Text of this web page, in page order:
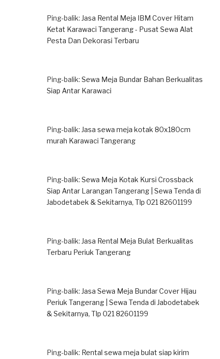
Ping-balik: Jasa Rental Meja IBM Cover Hitam
Ketat Karawaci Tangerang - Pusat Sewa Alat
Pesta Dan Dekorasi Terbaru
Ping-balik: Sewa Meja Bundar Bahan Berkualitas
Siap Antar Karawaci
Ping-balik: Jasa sewa meja kotak 80x180cm
murah Karawaci Tangerang
Ping-balik: Sewa Meja Kotak Kursi Crossback
Siap Antar Larangan Tangerang | Sewa Tenda di
Jabodetabek & Sekitarnya, Tlp 021 82601199
Ping-balik: Jasa Rental Meja Bulat Berkualitas
Terbaru Periuk Tangerang
Ping-balik: Jasa Sewa Meja Bundar Cover Hijau
Periuk Tangerang | Sewa Tenda di Jabodetabek
& Sekitarnya, Tlp 021 82601199
Ping-balik: Rental sewa meja bulat siap kirim